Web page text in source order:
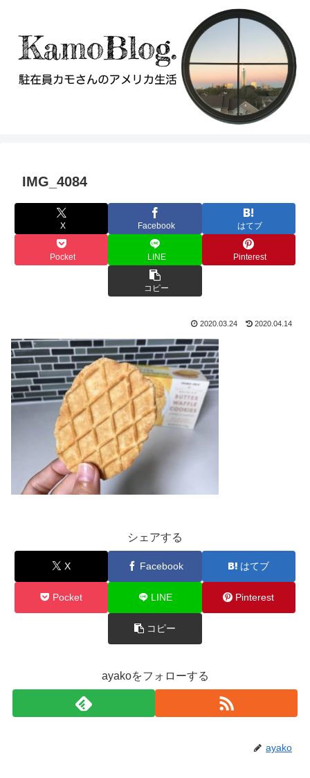
IMG_4084
X Facebook はてブ
Pocket LINE Pinterest
コピー
2020.03.24 2020.04.14
シェアする
X Facebook はてブ
Pocket LINE Pinterest
コピー
ayakoをフォローする
ayako